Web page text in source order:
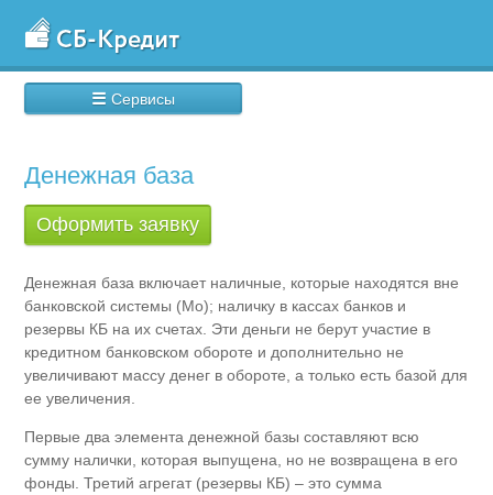
☰ Сервисы
Денежная база
Оформить заявку
Денежная база включает наличные, которые находятся вне
банковской системы (Мо); наличку в кассах банков и
резервы КБ на их счетах. Эти деньги не берут участие в
кредитном банковском обороте и дополнительно не
увеличивают массу денег в обороте, а только есть базой для
ее увеличения.
Первые два элемента денежной базы составляют всю
сумму налички, которая выпущена, но не возвращена в его
фонды. Третий агрегат (резервы КБ) – это сумма